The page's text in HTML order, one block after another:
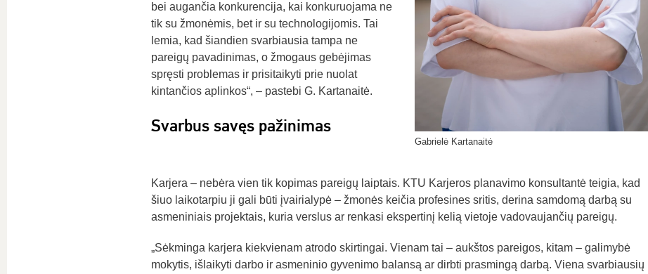
bei augančia konkurencija, kai konkuruojama ne
tik su žmonėmis, bet ir su technologijomis. Tai
lemia, kad šiandien svarbiausia tampa ne
pareigų pavadinimas, o žmogaus gebėjimas
spręsti problemas ir prisitaikyti prie nuolat
kintančios aplinkos“, – pastebi G. Kartanaitė.
Svarbus savęs pažinimas
Gabrielė Kartanaitė
Karjera – nebėra vien tik kopimas pareigų laiptais. KTU Karjeros planavimo konsultantė teigia, kad
šiuo laikotarpiu ji gali būti įvairialypė – žmonės keičia profesines sritis, derina samdomą darbą su
asmeniniais projektais, kuria verslus ar renkasi ekspertinį kelią vietoje vadovaujančių pareigų.
„Sėkminga karjera kiekvienam atrodo skirtingai. Vienam tai – aukštos pareigos, kitam – galimybė
mokytis, išlaikyti darbo ir asmeninio gyvenimo balansą ar dirbti prasmingą darbą. Viena svarbiausių